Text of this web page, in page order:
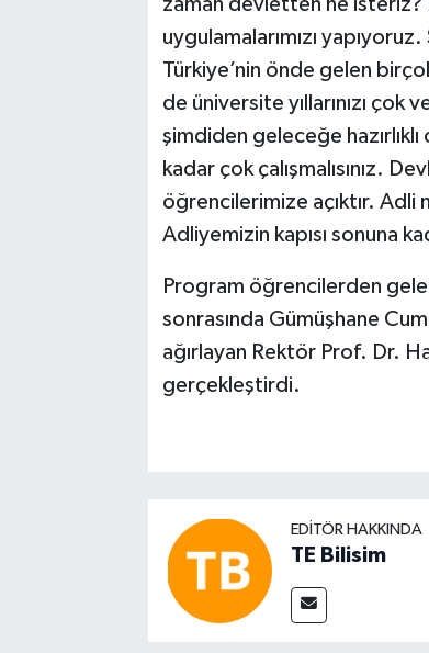
uygulamalarımızı
Türkiye’nin önde gelen
de üniversite yıllarınızı
şimdiden geleceğe
kadar çok çalışmalısınız.
öğrencilerimize açıktır. Adli
Adliyemizin kapısı sonuna
Program öğrencilerden
sonrasında Gümüşhane
ağırlayan Rektör Prof. Dr.
gerçekleştirdi.
EDITÖR HAKKINDA
TE Bilisim